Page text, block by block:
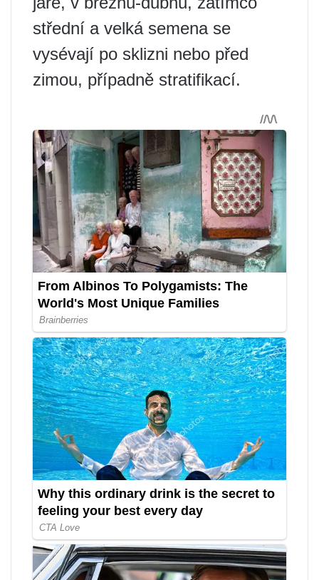
střední a velká semena se
vysévají po sklizni nebo před
zimou, případně stratifikací.